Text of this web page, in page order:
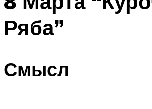
Ряба”
Смысл